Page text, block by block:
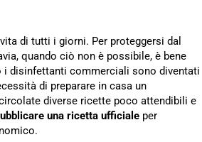
di tutti i giorni. Per proteggersi dal
quando ciò non è possibile, è bene
i disinfettanti commerciali sono diventati
di preparare in casa un
diverse ricette poco attendibili e
una ricetta ufficiale per